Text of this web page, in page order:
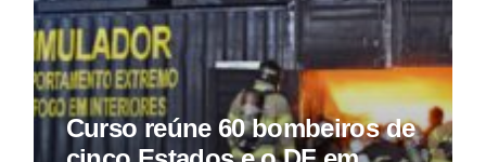
Curso reúne 60 bombeiros de